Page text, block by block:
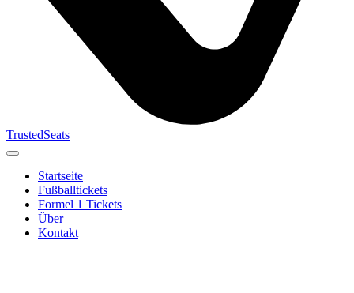
TrustedSeats
Startseite
Fußballtickets
Formel 1 Tickets
Über
Kontakt